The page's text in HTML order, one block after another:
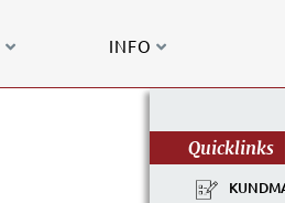
INFO
Quicklinks